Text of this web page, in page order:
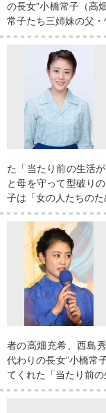
の長女”小橋常子（高
常子たち三姉妹の父
た「当たり前の生活
と母を守って型破り
子は「女の人たちのた
者の高畑充希、西島
代わりの長女”小橋常
てくれた「当たり前の